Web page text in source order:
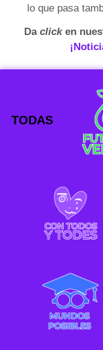
lo que pasa
Da clicken
TODAS